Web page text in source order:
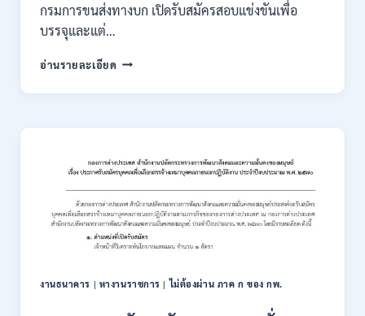
/
ผ่าน
กพ.
สมัคร
ONLINE
–
31
สิงหาคม
กรมการขนส่งทางบก เปิดรับสมัครสอบแข่งขันเพื่อ
บรรจุและแต่…
อ่านรายละเอียด กรม
ขนส่ง
บก
รับ
สมัคร
สอบ
แข่งขัน
เพื่อ
บรรจุ
ตั้ง
งานธนาคาร | หางานราชการ |ไม่ต้องผ่าน ภาค ก ของ กพ.